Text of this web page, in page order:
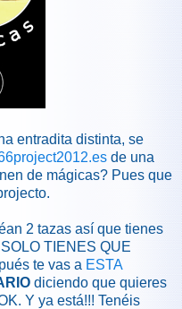
entradita distinta, se
de una
de mágicas? Pues que
2 tazas así que tienes
TIENES QUE
te vas a ESTA
diciendo que quieres
Y ya está!!! Tenéis